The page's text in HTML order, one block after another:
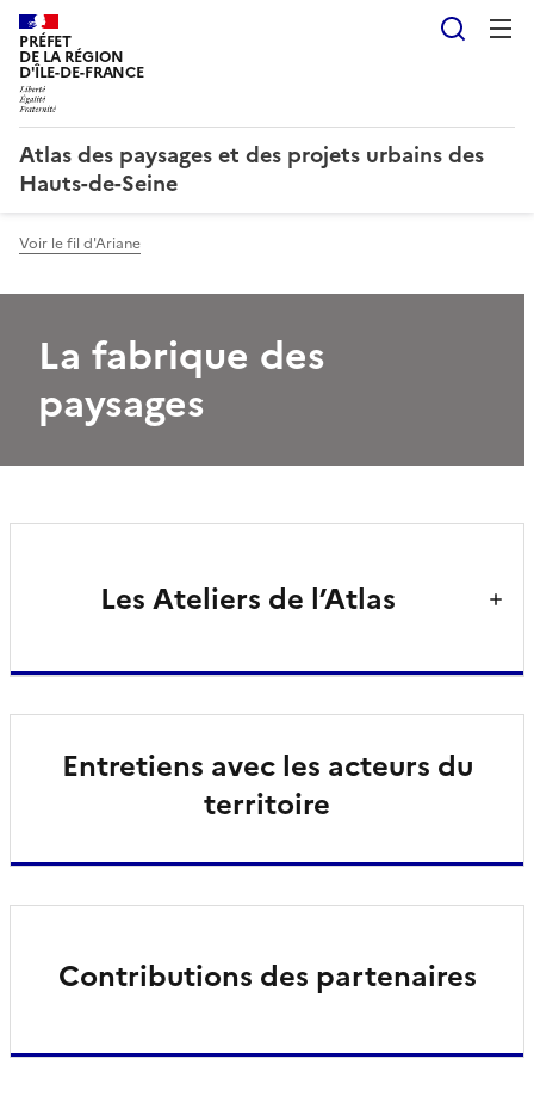
PRÉFET
DE LA RÉGION
D'ÎLE-DE-FRANCE
Atlas des paysages et des projets urbains des
Hauts-de-Seine
Voir le fil d'Ariane
La fabrique des
paysages
Les Ateliers de l’Atlas
Entretiens avec les acteurs du
territoire
Contributions des partenaires